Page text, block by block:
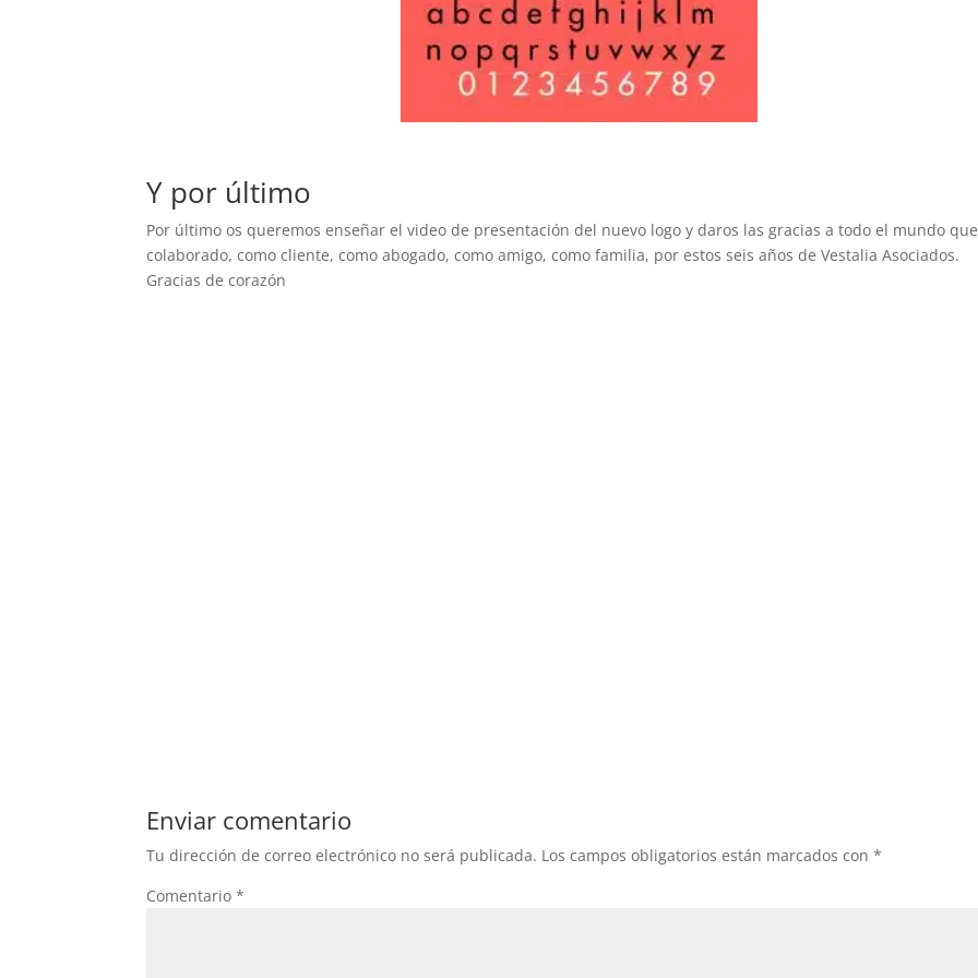
Y por último
Por último os queremos enseñar el video de presentación del nuevo logo y daros las gracias a todo el mundo
colaborado, como cliente, como abogado, como amigo, como familia, por estos seis años de Vestalia Asociados.
Gracias de corazón
Enviar comentario
Tu dirección de correo electrónico no será publicada. Los campos obligatorios están marcados con*
Comentario*